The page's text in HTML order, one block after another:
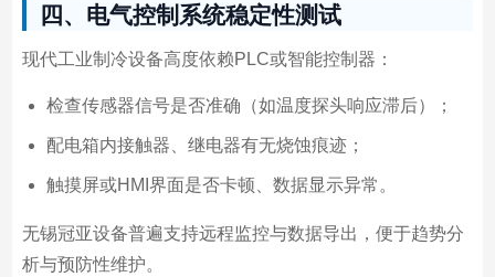
四、电气控制系统稳定性测试
现代工业制冷设备高度依赖PLC或智能控制器：
检查传感器信号是否准确（如温度探头响应滞后）；
配电箱内接触器、继电器有无烧蚀痕迹；
触摸屏或HMI界面是否卡顿、数据显示异常。
无锡冠亚设备普遍支持远程监控与数据导出，便于趋势分
析与预防性维护。